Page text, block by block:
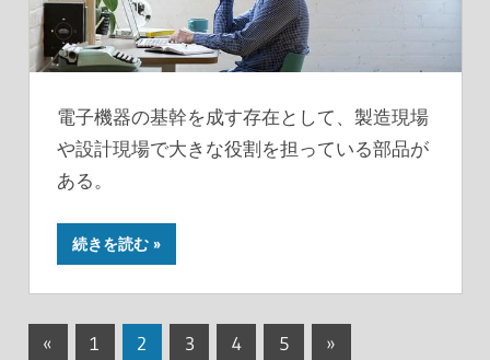
電子機器の基幹を成す存在として、製造現場
や設計現場で大きな役割を担っている部品が
ある。
続きを読む
投
« 1 2 3 4 5
次
»